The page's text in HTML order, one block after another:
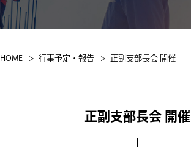
HOME 行事予定・報告 正副支部長会 開催
正副支部長会 開催